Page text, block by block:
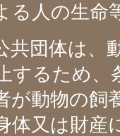
人の生命
団体は、
するため
が動物の飼
体又は財